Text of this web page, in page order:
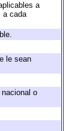
a
a cada
le sean
o